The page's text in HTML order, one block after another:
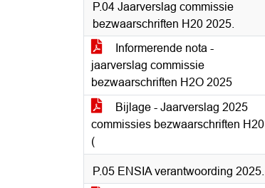
P.04 Jaarverslag commissie
bezwaarschriften H20 2025.
Informerende nota -
jaarverslag commissie
bezwaarschriften H2O 2025
Bijlage - Jaarverslag 2025
commissies bezwaarschriften H20
(
P.05 ENSIA verantwoording 2025.